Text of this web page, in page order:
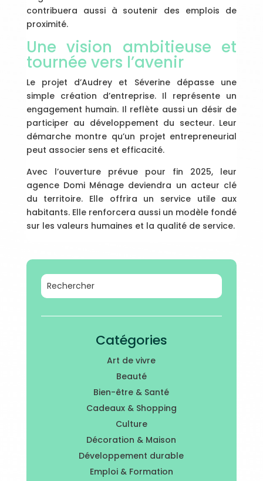
contribuera aussi à soutenir des emplois de
proximité.
Une vision ambitieuse et
tournée vers l’avenir
Le projet d’Audrey et Séverine dépasse une
simple création d’entreprise. Il représente un
engagement humain. Il reflète aussi un désir de
participer au développement du secteur. Leur
démarche montre qu’un projet entrepreneurial
peut associer sens et efficacité.
Avec l’ouverture prévue pour fin 2025, leur
agence Domi Ménage deviendra un acteur clé
du territoire. Elle offrira un service utile aux
habitants. Elle renforcera aussi un modèle fondé
sur les valeurs humaines et la qualité de service.
Catégories
Art de vivre
Beauté
Bien-être & Santé
Cadeaux & Shopping
Culture
Décoration & Maison
Développement durable
Emploi & Formation